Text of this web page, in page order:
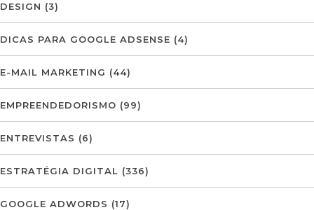
DESIGN (3)
DICAS PARA GOOGLE ADSENSE (4)
E-MAIL MARKETING (44)
EMPREENDEDORISMO (99)
ENTREVISTAS (6)
ESTRATÉGIA DIGITAL (336)
GOOGLE ADWORDS (17)